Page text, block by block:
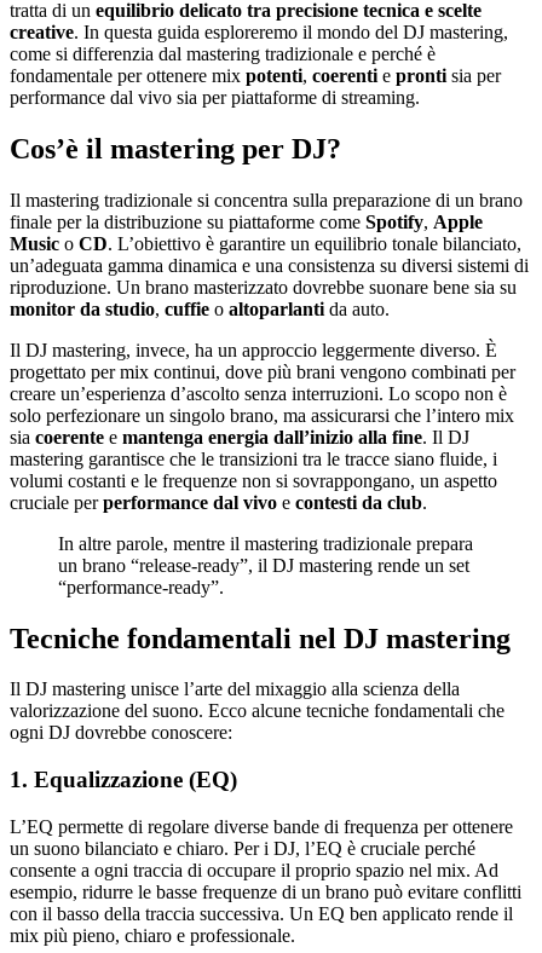
tratta di un equilibrio delicato tra precisione tecnica e scelte
creative. In questa guida esploreremo il mondo del DJ mastering,
come si differenzia dal mastering tradizionale e perché è
fondamentale per ottenere mix potenti, coerenti e pronti sia per
performance dal vivo sia per piattaforme di streaming.
Cos’è il mastering per DJ?
Il mastering tradizionale si concentra sulla preparazione di un brano
finale per la distribuzione su piattaforme come Spotify, Apple
Music o CD. L’obiettivo è garantire un equilibrio tonale bilanciato,
un’adeguata gamma dinamica e una consistenza su diversi sistemi di
riproduzione. Un brano masterizzato dovrebbe suonare bene sia su
monitor da studio, cuffie o altoparlanti da auto.
Il DJ mastering, invece, ha un approccio leggermente diverso. È
progettato per mix continui, dove più brani vengono combinati per
creare un’esperienza d’ascolto senza interruzioni. Lo scopo non è
solo perfezionare un singolo brano, ma assicurarsi che l’intero mix
sia coerente e mantenga energia dall’inizio alla fine. Il DJ
mastering garantisce che le transizioni tra le tracce siano fluide, i
volumi costanti e le frequenze non si sovrappongano, un aspetto
cruciale perperformance dal vivo e contesti da club.
In altre parole, mentre il mastering tradizionale prepara
un brano “release-ready”, il DJ mastering rende un set
“performance-ready”.
Tecniche fondamentali nel DJ mastering
Il DJ mastering unisce l’arte del mixaggio alla scienza della
valorizzazione del suono. Ecco alcune tecniche fondamentali che
ogni DJ dovrebbe conoscere:
1. Equalizzazione (EQ)
L’EQ permette di regolare diverse bande di frequenza per ottenere
un suono bilanciato e chiaro. Per i DJ, l’EQ è cruciale perché
consente a ogni traccia di occupare il proprio spazio nel mix. Ad
esempio, ridurre le basse frequenze di un brano può evitare conflitti
con il basso della traccia successiva. Un EQ ben applicato rende il
mix più pieno, chiaro e professionale.